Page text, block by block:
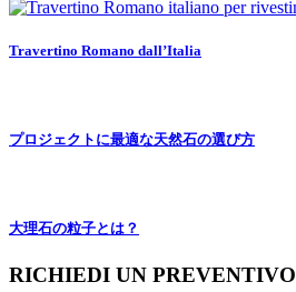
Travertino Romano dall’Italia
プロジェクトに最適な天然石の選び方
大理石の粒子とは？
RICHIEDI UN PREVENTIVO